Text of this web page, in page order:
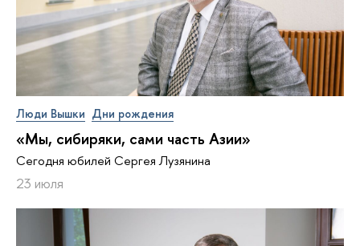
Люди Вышки Дни рождения
«Мы, сибиряки, сами часть Азии»
Сегодня юбилей Сергея Лузянина
23 июля